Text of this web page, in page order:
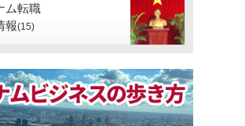
ム転職
報(15)